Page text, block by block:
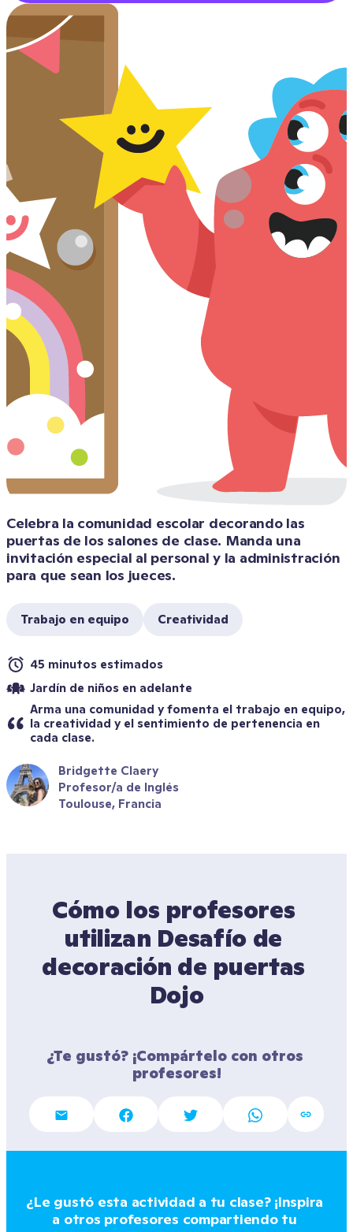
Celebra la comunidad escolar decorando las
puertas de los salones de clase. Manda una
invitación especial al personal y la administración
para que sean los jueces.
Trabajo en equipo Creatividad
45 minutos estimados
Jardín de niños en adelante
Arma una comunidad y fomenta el trabajo en equipo,
la creatividad y el sentimiento de pertenencia en
cada clase.
Bridgette Claery
Profesor/a de Inglés
Toulouse, Francia
Cómo los profesores
utilizan Desafío de
decoración de puertas
Dojo
¿Te gustó? ¡Compártelo con otros
profesores!
¿Le gustó esta actividad a tu clase? ¡Inspira
a otros profesores compartiendo tu